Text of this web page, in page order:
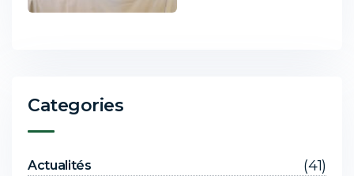
Categories
Actualités (41)